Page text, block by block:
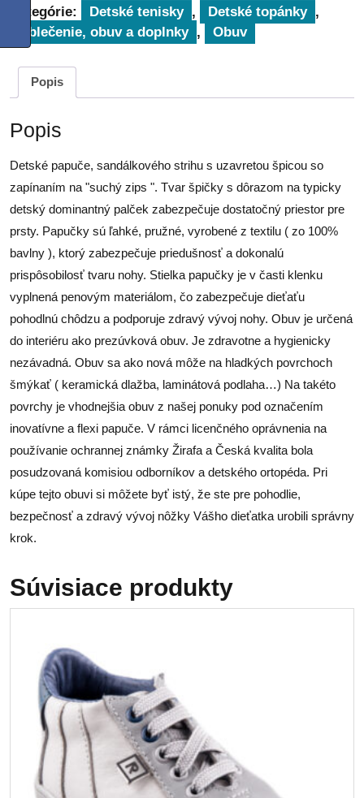
Kategórie:
Detské tenisky , Detské topánky ,
Oblečenie, obuv a doplnky , Obuv
Popis
Popis
Detské papuče, sandálkového strihu s uzavretou špicou so
zapínaním na "suchý zips ". Tvar špičky s dôrazom na typicky
detský dominantný palček zabezpečuje dostatočný priestor pre
prsty. Papučky sú ľahké, pružné, vyrobené z textilu ( zo 100%
bavlny ), ktorý zabezpečuje priedušnosť a dokonalú
prispôsobilosť tvaru nohy. Stielka papučky je v časti klenku
vyplnená penovým materiálom, čo zabezpečuje dieťaťu
pohodlnú chôdzu a podporuje zdravý vývoj nohy. Obuv je určená
do interiéru ako prezúvková obuv. Je zdravotne a hygienicky
nezávadná. Obuv sa ako nová môže na hladkých povrchoch
šmýkať ( keramická dlažba, laminátová podlaha…) Na takéto
povrchy je vhodnejšia obuv z našej ponuky pod označením
inovatívne a flexi papuče. V rámci licenčného oprávnenia na
používanie ochrannej známky Žirafa a Česká kvalita bola
posudzovaná komisiou odborníkov a detského ortopéda. Pri
kúpe tejto obuvi si môžete byť istý, že ste pre pohodlie,
bezpečnosť a zdravý vývoj nôžky Vášho dieťatka urobili správny
krok.
Súvisiace produkty